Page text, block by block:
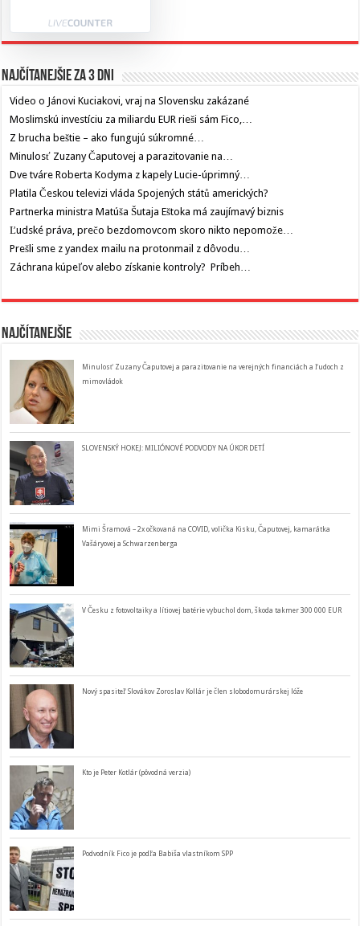
Najčítanejšie za 3 dni
Video o Jánovi Kuciakovi, vraj na Slovensku zakázané
Moslimskú investíciu za miliardu EUR rieši sám Fico,…
Z brucha beštie – ako fungujú súkromné…
Minulosť Zuzany Čaputovej a parazitovanie na…
Dve tváre Roberta Kodyma z kapely Lucie-úprimný…
Platila Českou televizi vláda Spojených států amerických?
Partnerka ministra Matúša Šutaja Eštoka má zaujímavý biznis
Ľudské práva, prečo bezdomovcom skoro nikto nepomože…
Prešli sme z yandex mailu na protonmail z dôvodu…
Záchrana kúpeľov alebo získanie kontroly? Príbeh…
Najčítanejšie
Minulosť Zuzany Čaputovej a parazitovanie na verejných financiách a ľudoch z
mimovládok
SLOVENSKÝ HOKEJ: MILIÓNOVÉ PODVODY NA ÚKOR DETÍ
Mimi Šramová – 2x očkovaná na COVID, volička Kisku, Čaputovej, kamarátka
Vašáryovej a Schwarzenberga
V Česku z fotovoltaiky a lítiovej batérie vybuchol dom, škoda takmer 300 000 EUR
Nový spasiteľ Slovákov Zoroslav Kollár je člen slobodomurárskej lóže
Kto je Peter Kotlár (pôvodná verzia)
Podvodník Fico je podľa Babiša vlastníkom SPP